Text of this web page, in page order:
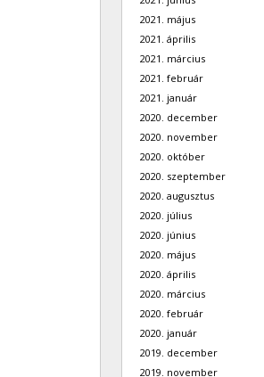
2021. május
2021. április
2021. március
2021. február
2021. január
2020. december
2020. november
2020. október
2020. szeptember
2020. augusztus
2020. július
2020. június
2020. május
2020. április
2020. március
2020. február
2020. január
2019. december
2019. november